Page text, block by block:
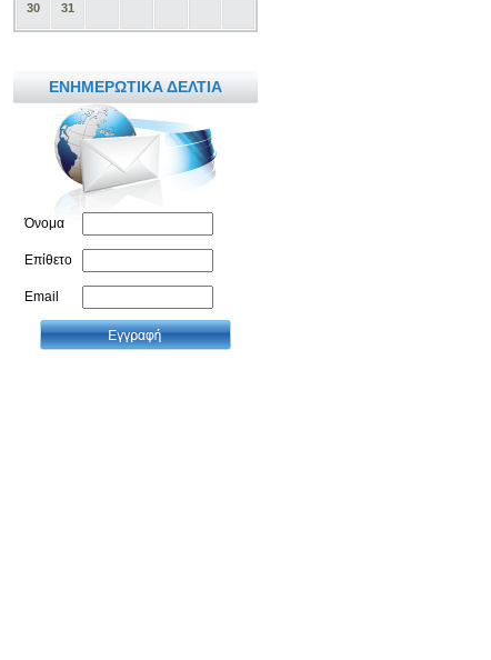
30 31
ΕΝΗΜΕΡΩΤΙΚΑ ΔΕΛΤΙΑ
Όνομα
Επίθετο
Email